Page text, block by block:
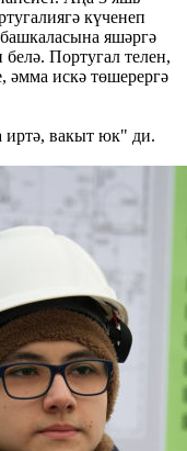
күченеп
яшәргә
белә. Португал телен,
әмма искә төшерергә
иртә, вакыт юк" ди.